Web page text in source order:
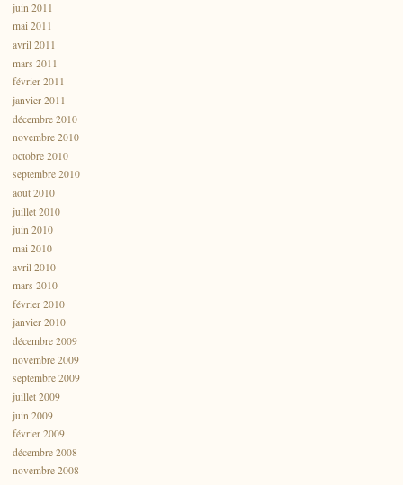
juin 2011
mai 2011
avril 2011
mars 2011
février 2011
janvier 2011
décembre 2010
novembre 2010
octobre 2010
septembre 2010
août 2010
juillet 2010
juin 2010
mai 2010
avril 2010
mars 2010
février 2010
janvier 2010
décembre 2009
novembre 2009
septembre 2009
juillet 2009
juin 2009
février 2009
décembre 2008
novembre 2008